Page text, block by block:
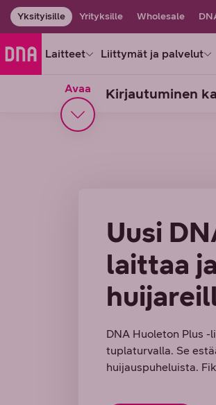
Yksityisille Yrityksille Wholesale
Laitteet Liittymät ja palvelut
Avaa Kirjautuminen
Uusi
laittaa
DNA Huoleton Plus
tuplaturvalla. Se
huijauspuheluista.